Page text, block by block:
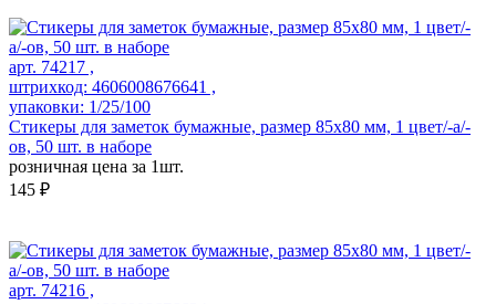
арт. 74217 ,
штрихкод: 4606008676641 ,
упаковки: 1/25/100
Стикеры для заметок бумажные, размер 85х80 мм, 1 цвет/-а/-
ов, 50 шт. в наборе
розничная цена за 1шт.
145 ₽
арт. 74216 ,